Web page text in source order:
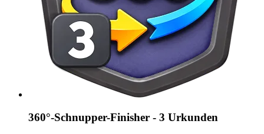
360°-Schnupper-Finisher - 3 Urkunden